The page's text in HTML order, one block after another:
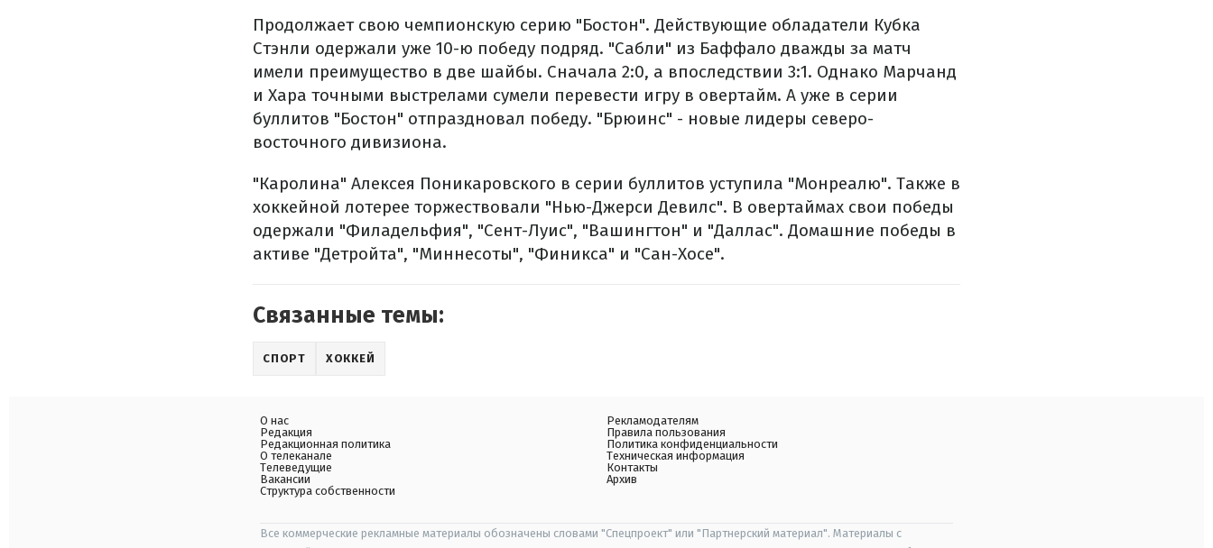
Продолжает свою чемпионскую серию "Бостон". Действующие обладатели Кубка
Стэнли одержали уже 10-ю победу подряд. "Сабли" из Баффало дважды за матч
имели преимущество в две шайбы. Сначала 2:0, а впоследствии 3:1. Однако Марчанд
и Хара точными выстрелами сумели перевести игру в овертайм. А уже в серии
буллитов "Бостон" отпраздновал победу. "Брюинс" - новые лидеры северо-
восточного дивизиона.
"Каролина" Алексея Поникаровского в серии буллитов уступила "Монреалю". Также в
хоккейной лотерее торжествовали "Нью-Джерси Девилс". В овертаймах свои победы
одержали "Филадельфия", "Сент-Луис", "Вашингтон" и "Даллас". Домашние победы в
активе "Детройта", "Миннесоты", "Финикса" и "Сан-Хосе".
Связанные темы:
СПОРТ ХОККЕЙ
О нас
Редакция
Редакционная политика
О телеканале
Телеведущие
Вакансии
Структура собственности
Рекламодателям
Правила пользования
Политика конфиденциальности
Техническая информация
Контакты
Архив
Все коммерческие рекламные материалы обозначены словами "Спецпроект" или "Партнерский материал". Материалы с